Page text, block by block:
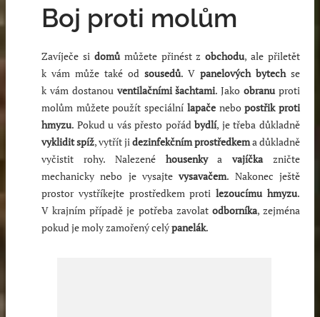
Boj proti molům
Zavíječe si domůmůžete přinést zobchodu, ale přiletět
k vám může také od sousedů. V panelových bytechse
k vám dostanou ventilačními šachtami. Jakoobranu proti
molům můžete použít speciální lapačenebopostřik proti
hmyzu. Pokud u vás přesto pořádbydlí, je třeba důkladně
vyklidit spíž, vytřít jidezinfekčním prostředkema důkladně
vyčistit rohy. Nalezené housenkyavajíčkazničte
mechanicky nebo je vysajtevysavačem. Nakonec ještě
prostor vystříkejte prostředkem protilezoucímu hmyzu.
V krajním případě je potřeba zavolat odborníka, zejména
pokud je moly zamořený celýpanelák.